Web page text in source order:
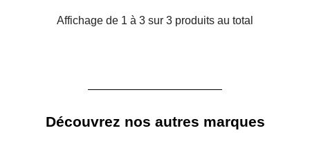
Affichage de 1 à 3 sur 3 produits au total
Découvrez nos autres marques